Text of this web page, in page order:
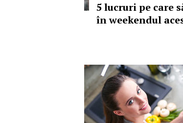
5 lucruri pe care
în weekendul